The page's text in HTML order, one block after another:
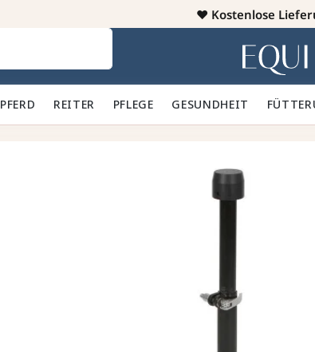
♥️ Kostenlose
PFERD 🐎 REITER 👕 PFLEGE 🪮 GESUNDHEIT ✨